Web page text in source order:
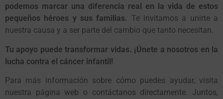
podemos marcar una diferencia real en la vida de estos
pequeños héroes y sus familias. Te invitamos a unirte a
nuestra causa y a ser parte del cambio que tanto necesitan.
Tu apoyo puede transformar vidas. ¡Únete a nosotros en la
lucha contra el cáncer infantil!
Para más información sobre cómo puedes ayudar, visita
nuestra página web o contáctanos directamente. Juntos,